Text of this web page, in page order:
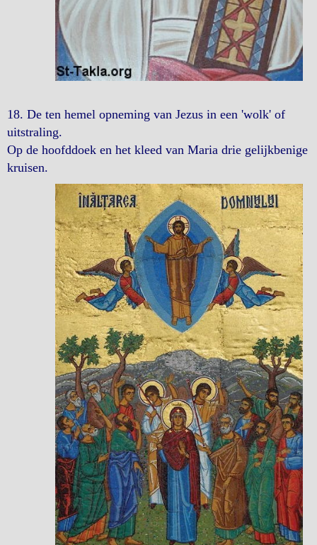
18. De ten hemel opneming van Jezus in een 'wolk' of
uitstraling.
Op de hoofddoek en het kleed van Maria drie gelijkbenige
kruisen.